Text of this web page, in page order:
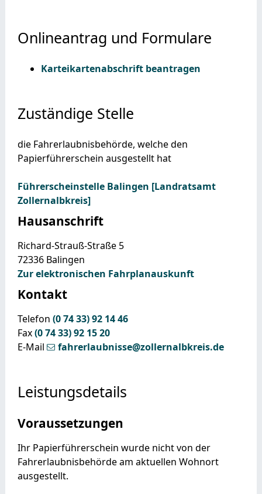
Onlineantrag und Formulare
Karteikartenabschrift beantragen
Zuständige Stelle
die Fahrerlaubnisbehörde, welche den
Papierführerschein ausgestellt hat
Führerscheinstelle Balingen [Landratsamt
Zollernalbkreis]
Hausanschrift
Richard-Strauß-Straße 5
72336 Balingen
Zur elektronischen Fahrplanauskunft
Kontakt
Telefon (07433) 92 1446
Fax(07433) 92 1520
E-Mail
fahrerlaubnisse@zollernalbkreis.de
Leistungsdetails
Voraussetzungen
Ihr Papierführerschein wurde nicht von der
Fahrerlaubnisbehörde am aktuellen Wohnort
ausgestellt.